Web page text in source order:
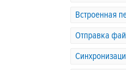
Встроенная
Отправка